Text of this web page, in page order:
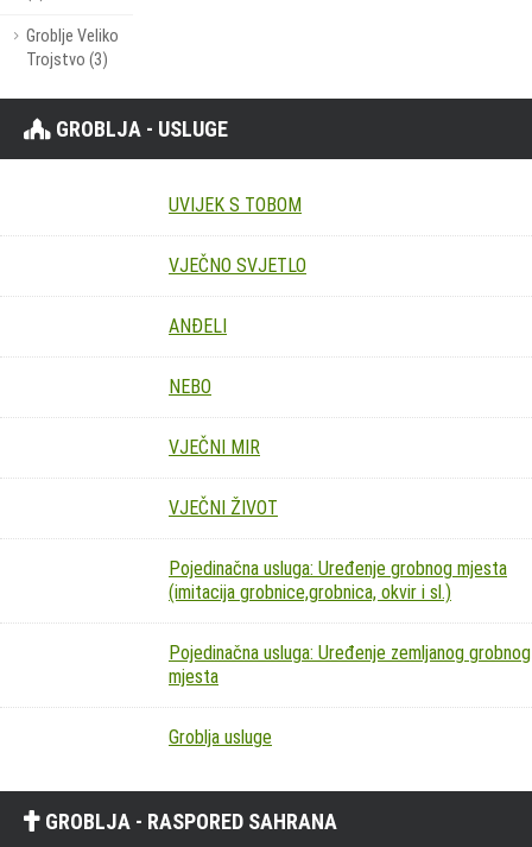
Groblje Veliko
Trojstvo (3)
GROBLJA - USLUGE
UVIJEK S TOBOM
VJEČNO SVJETLO
ANĐELI
NEBO
VJEČNI MIR
VJEČNI ŽIVOT
Pojedinačna usluga: Uređenje grobnog mjesta
(imitacija grobnice,grobnica, okvir i sl.)
Pojedinačna usluga: Uređenje zemljanog grobnog
mjesta
Groblja usluge
GROBLJA - RASPORED SAHRANA